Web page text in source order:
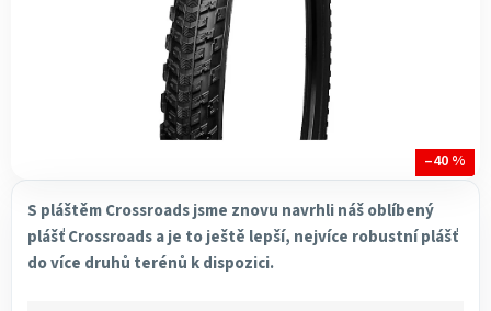
S pláštěm Crossroads jsme znovu navrhli náš oblíbený
plášť Crossroads a je to ještě lepší, nejvíce robustní plášť
do více druhů terénů k dispozici.
–40 %